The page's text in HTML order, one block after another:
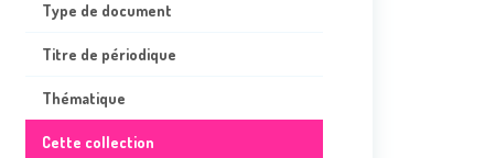
Type de document
Titre de périodique
Thématique
Cette collection